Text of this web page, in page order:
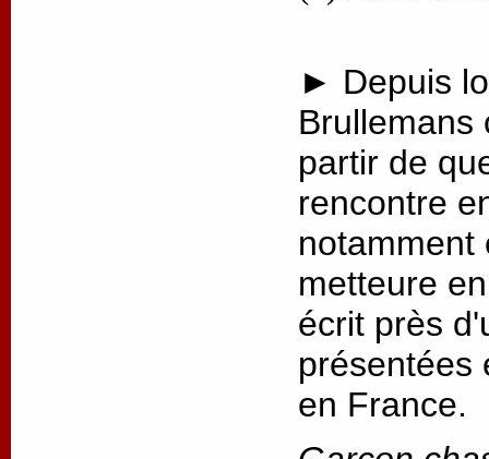
► Depuis
Brullemans
partir de
rencontre
notamment
metteure
écrit près
présentées
en France.